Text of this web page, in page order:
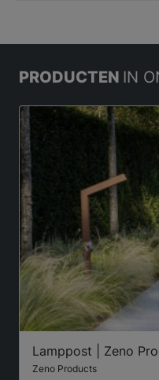
PRODUCTEN IN
Lamppost | Zeno
Zeno Products